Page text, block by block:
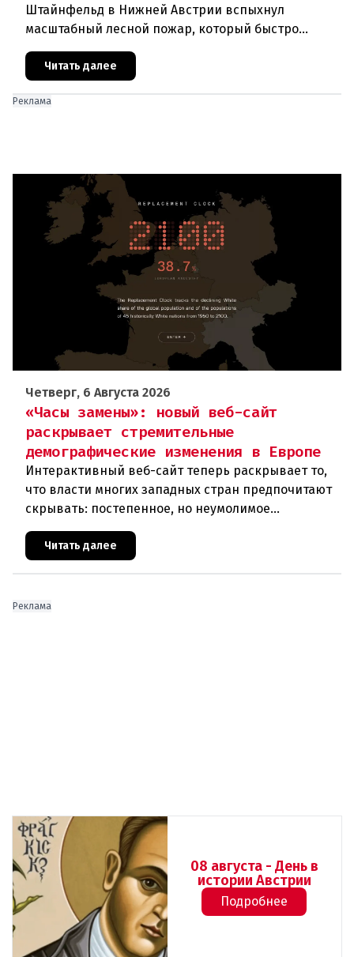
Штайнфельд в Нижней Австрии вспыхнул
масштабный лесной пожар, который быстро
В ходе тушения пострадали шесте
Читать далее
Реклама
Четверг, 6 Августа 2026
«Часы замены»: новый веб-сайт
раскрывает стремительные
демографические изменения в Европе
Интерактивный веб-сайт теперь раскрывает то,
что власти многих западных стран предпочитают
скрывать: постепенное, но неумолимое
сокращение численности населения
европейского происхождения. «Часы замен
Читать далее
Реклама
08 августа - День в
истории Австрии
Подробнее